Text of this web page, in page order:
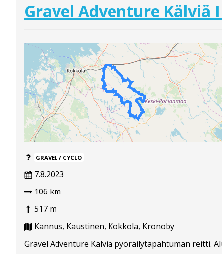
Gravel Adventure Kälviä
GRAVEL / CYCLO
7.8.2023
106 km
517 m
Kannus, Kaustinen, Kokkola, Kronoby
Gravel Adventure Kälviä pyöräilytapahtuman reitti.